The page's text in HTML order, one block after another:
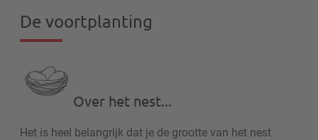
De voortplanting
Over het nest...
Het is heel belangrijk dat je de grootte van het nest